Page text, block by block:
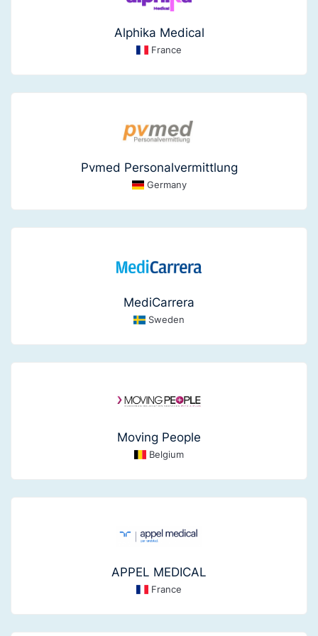
Alphika Medical
France
Pvmed Personalvermittlung
Germany
MediCarrera
Sweden
Moving People
Belgium
APPEL MEDICAL
France